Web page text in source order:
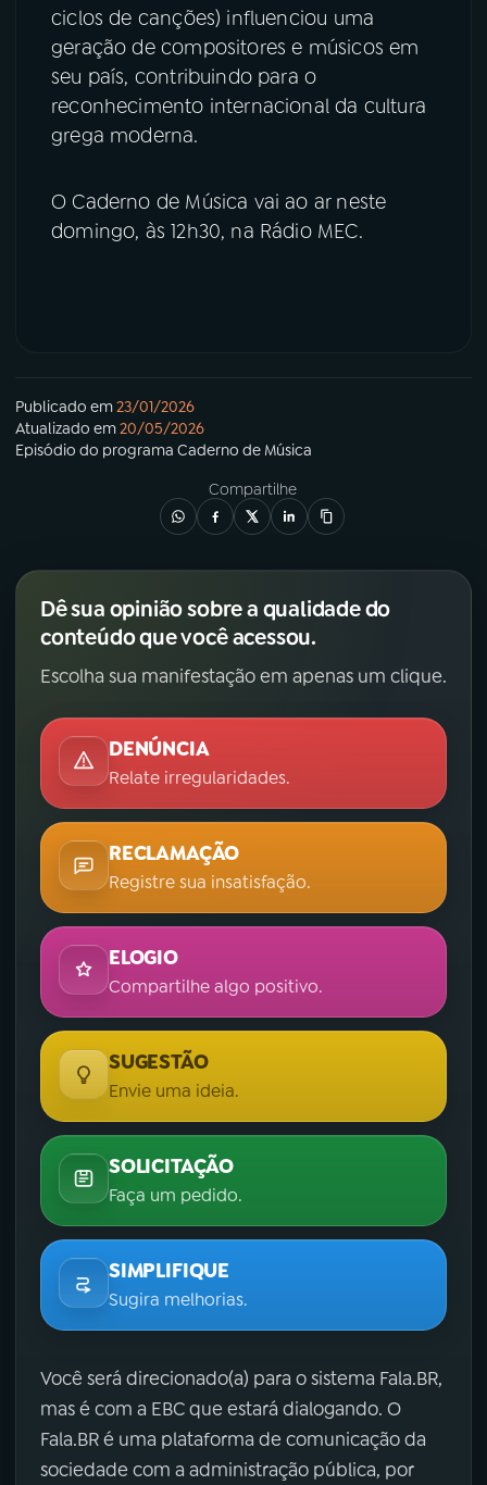
ciclos de canções) influenciou uma
geração de compositores e músicos em
seu país, contribuindo para o
reconhecimento internacional da cultura
grega moderna.
O Caderno de Música vai ao ar neste
domingo, às 12h30, na Rádio MEC.
Publicado em23/01/2026
Atualizado em20/05/2026
Episódio do programa Caderno de Música
Compartilhe
Dê sua opinião sobre a qualidade do
conteúdo que você acessou.
Escolha sua manifestação em apenas um clique.
DENÚNCIA
Relate irregularidades.
RECLAMAÇÃO
Registre sua insatisfação.
ELOGIO
Compartilhe algo positivo.
SUGESTÃO
Envie uma ideia.
SOLICITAÇÃO
Faça um pedido.
SIMPLIFIQUE
Sugira melhorias.
Você será direcionado(a) para o sistema Fala.BR,
mas é com a EBC que estará dialogando. O
Fala.BR é uma plataforma de comunicação da
sociedade com a administração pública, por